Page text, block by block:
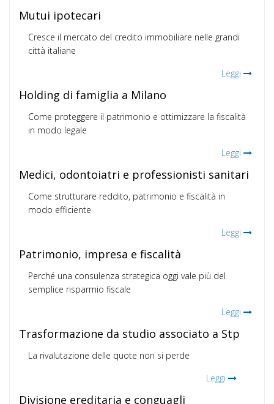
Mutui ipotecari
Cresce il mercato del credito immobiliare nelle grandi
città italiane
Leggi
Holding di famiglia a Milano
Come proteggere il patrimonio e ottimizzare la fiscalità
in modo legale
Leggi
Medici, odontoiatri e professionisti sanitari
Come strutturare reddito, patrimonio e fiscalità in
modo efficiente
Leggi
Patrimonio, impresa e fiscalità
Perché una consulenza strategica oggi vale più del
semplice risparmio fiscale
Leggi
Trasformazione da studio associato a Stp
La rivalutazione delle quote non si perde
Leggi
Divisione ereditaria e conguagli